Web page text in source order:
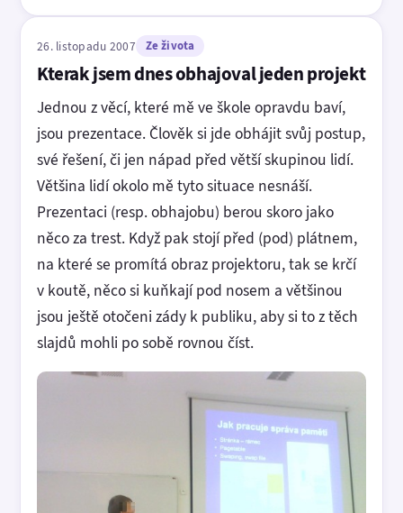
26. listopadu 2007 Ze života
Kterak jsem dnes obhajoval jeden projekt
Jednou z věcí, které mě ve škole opravdu baví,
jsou prezentace. Člověk si jde obhájit svůj postup,
své řešení, či jen nápad před větší skupinou lidí.
Většina lidí okolo mě tyto situace nesnáší.
Prezentaci (resp. obhajobu) berou skoro jako
něco za trest. Když pak stojí před (pod) plátnem,
na které se promítá obraz projektoru, tak se krčí
v koutě, něco si kuňkají pod nosem a většinou
jsou ještě otočeni zády k publiku, aby si to z těch
slajdů mohli po sobě rovnou číst.